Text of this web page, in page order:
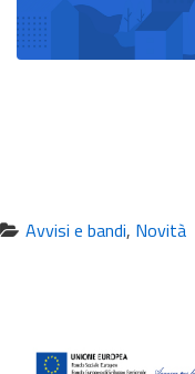
Avvisi e bandi, Novità